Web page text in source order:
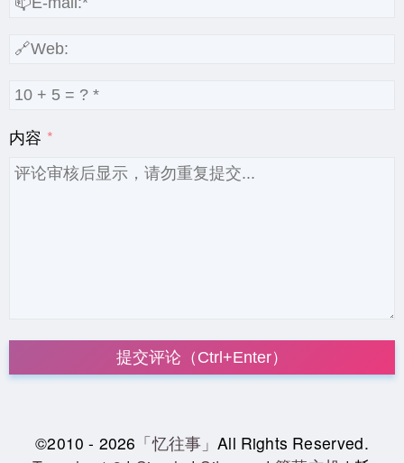
内容
提交评论（Ctrl+Enter）
©2010 - 2026 「忆往事」All Rights Reserved.